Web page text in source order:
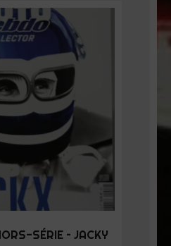
SÉRIE – JACKY